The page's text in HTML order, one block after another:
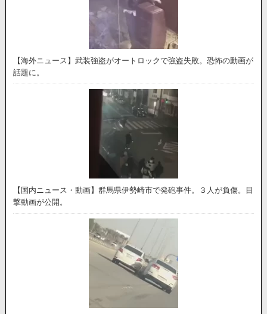
【海外ニュース】武装強盗がオートロックで強盗失敗。恐怖の動画が
話題に。
【国内ニュース・動画】群馬県伊勢崎市で発砲事件。３人が負傷。目
撃動画が公開。